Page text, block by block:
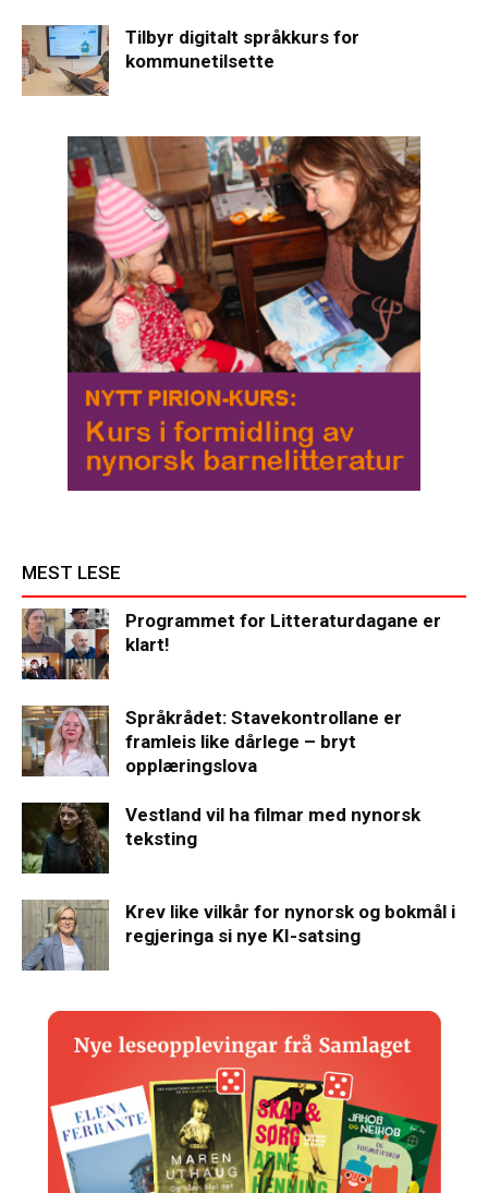
Tilbyr digitalt språkkurs for
kommunetilsette
MEST LESE
Programmet for Litteraturdagane er
klart!
Språkrådet: Stavekontrollane er
framleis like dårlege – bryt
opplæringslova
Vestland vil ha filmar med nynorsk
teksting
Krev like vilkår for nynorsk og bokmål i
regjeringa si nye KI-satsing